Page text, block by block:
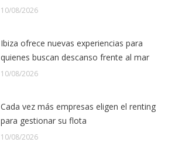
10/08/2026
Ibiza ofrece nuevas experiencias para
quienes buscan descanso frente al mar
10/08/2026
Cada vez más empresas eligen el renting
para gestionar su flota
10/08/2026